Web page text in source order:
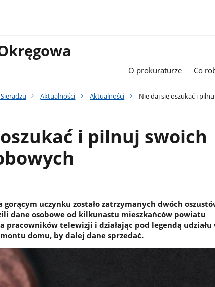
O prokuraturze Co
Aktualności Aktualności Nie daj się oszukać i
i pilnuj swoich
uczynku zostało zatrzymanych dwóch
dane osobowe od kilkunastu mieszkańców powiatu
pracowników telewizji i działając pod legendą udziału
domu, by dalej dane sprzedać.